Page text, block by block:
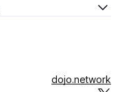
dojo.network